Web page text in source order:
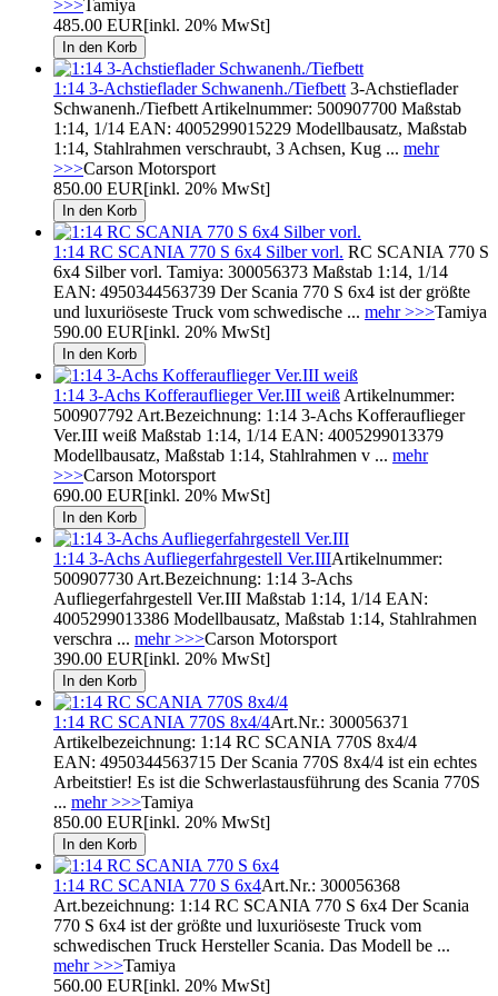
>>>Tamiya
485.00 EUR[inkl. 20% MwSt]
1:14 3-Achstieflader Schwanenh./Tiefbett 3-Achstieflader
Schwanenh./Tiefbett Artikelnummer: 500907700 Maßstab
1:14, 1/14 EAN: 4005299015229 Modellbausatz, Maßstab
1:14, Stahlrahmen verschraubt, 3 Achsen, Kug ... mehr
>>>Carson Motorsport
850.00 EUR[inkl. 20% MwSt]
1:14 RC SCANIA 770 S 6x4 Silber vorl. RC SCANIA 770 S
6x4 Silber vorl. Tamiya: 300056373 Maßstab 1:14, 1/14
EAN: 4950344563739 Der Scania 770 S 6x4 ist der größte
und luxuriöseste Truck vom schwedische ... mehr >>>Tamiya
590.00 EUR[inkl. 20% MwSt]
1:14 3-Achs Kofferauflieger Ver.III weiß Artikelnummer:
500907792 Art.Bezeichnung: 1:14 3-Achs Kofferauflieger
Ver.III weiß Maßstab 1:14, 1/14 EAN: 4005299013379
Modellbausatz, Maßstab 1:14, Stahlrahmen v ... mehr
>>>Carson Motorsport
690.00 EUR[inkl. 20% MwSt]
1:14 3-Achs Aufliegerfahrgestell Ver.IIIArtikelnummer:
500907730 Art.Bezeichnung: 1:14 3-Achs
Aufliegerfahrgestell Ver.III Maßstab 1:14, 1/14 EAN:
4005299013386 Modellbausatz, Maßstab 1:14, Stahlrahmen
verschra ... mehr >>>Carson Motorsport
390.00 EUR[inkl. 20% MwSt]
1:14 RC SCANIA 770S 8x4/4Art.Nr.: 300056371
Artikelbezeichnung: 1:14 RC SCANIA 770S 8x4/4
EAN: 4950344563715 Der Scania 770S 8x4/4 ist ein echtes
Arbeitstier! Es ist die Schwerlastausführung des Scania 770S
... mehr >>>Tamiya
850.00 EUR[inkl. 20% MwSt]
1:14 RC SCANIA 770 S 6x4Art.Nr.: 300056368
Art.bezeichnung: 1:14 RC SCANIA 770 S 6x4 Der Scania
770 S 6x4 ist der größte und luxuriöseste Truck vom
schwedischen Truck Hersteller Scania. Das Modell be ...
mehr >>>Tamiya
560.00 EUR[inkl. 20% MwSt]